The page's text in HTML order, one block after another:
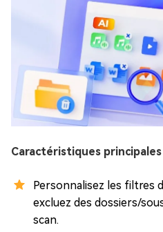
Caractéristiques principales
Personnalisez les filtres
excluez des dossiers/
scan.